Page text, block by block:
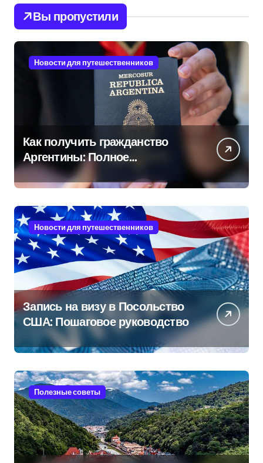
Вы пропустили
Новости для путешественников
Как получить гражданство
Аргентины: Полное
руководство
Новости для путешественников
Запись на визу в Посольство
США: Пошаговое руководство
Полезные советы